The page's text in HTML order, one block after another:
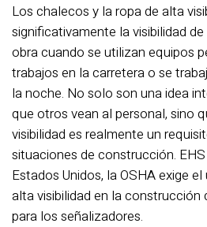
Los chalecos y la ropa de alta
significativamente la visibilidad
obra cuando se utilizan equipos
trabajos en la carretera o se
la noche. No solo son una idea
que otros vean al personal, sino
visibilidad es realmente un
situaciones de construcción.
Estados Unidos, la OSHA exige
alta visibilidad en la construcción
para los señalizadores.